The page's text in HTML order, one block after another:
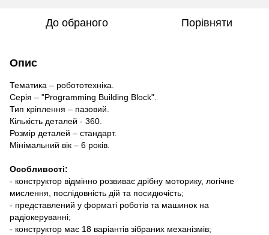
До обраного Порівняти
Опис
Тематика – робототехніка.
Серія – "Programming Building Block".
Тип кріплення – пазовий.
Кількість деталей - 360.
Розмір деталей – стандарт.
Мінімальний вік – 6 років.
Особливості:
- конструктор відмінно розвиває дрібну моторику, логічне
мислення, послідовність дій та посидючість;
- представлений у форматі роботів та машинок на
радіокеруванні;
- конструктор має 18 варіантів зібраних механізмів;